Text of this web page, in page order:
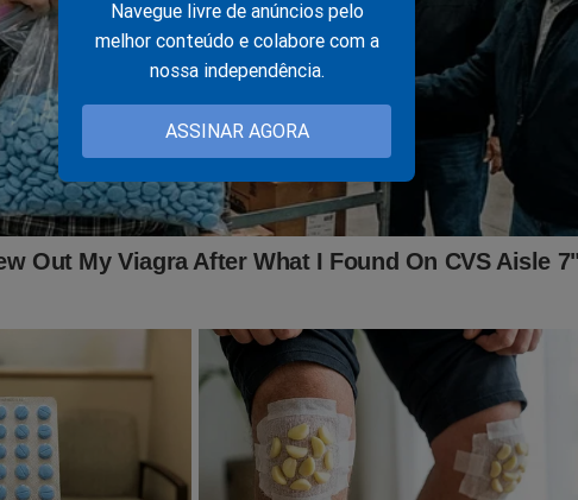
Navegue livre de anúncios pelo
melhor conteúdo e colabore com a
nossa independência.
ASSINAR AGORA
do seu filho”, completou.
ainda mais é saber que a outra parte não tem a
se pronunciar e dizer: ‘Olha, recebo tudo e sempre
moro em um apartamento que ele paga’”.